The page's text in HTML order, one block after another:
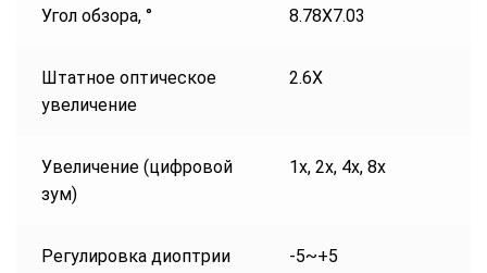
Угол обзора, ° 8.78X7.03
Штатное оптическое
увеличение
2.6X
Увеличение (цифровой
зум)
1x, 2x, 4x, 8x
Регулировка диоптрии -5~+5